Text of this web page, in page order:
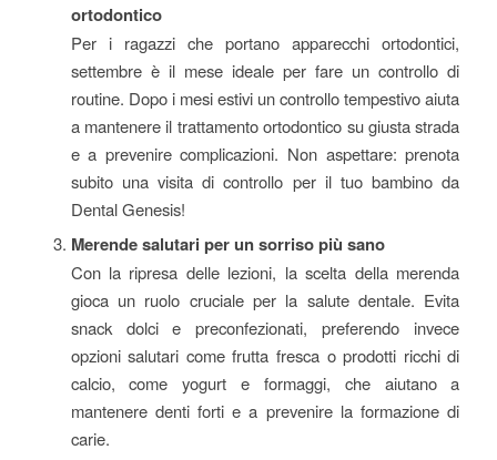
ortodontico
Per i ragazzi che portano apparecchi ortodontici,
settembre è il mese ideale per fare un controllo di
routine. Dopo i mesi estivi un controllo tempestivo aiuta
a mantenere il trattamento ortodontico su giusta strada
e a prevenire complicazioni. Non aspettare: prenota
subito una visita di controllo per il tuo bambino da
Dental Genesis!
Merende salutari per un sorriso più sano
Con la ripresa delle lezioni, la scelta della merenda
gioca un ruolo cruciale per la salute dentale. Evita
snack dolci e preconfezionati, preferendo invece
opzioni salutari come frutta fresca o prodotti ricchi di
calcio, come yogurt e formaggi, che aiutano a
mantenere denti forti e a prevenire la formazione di
carie.